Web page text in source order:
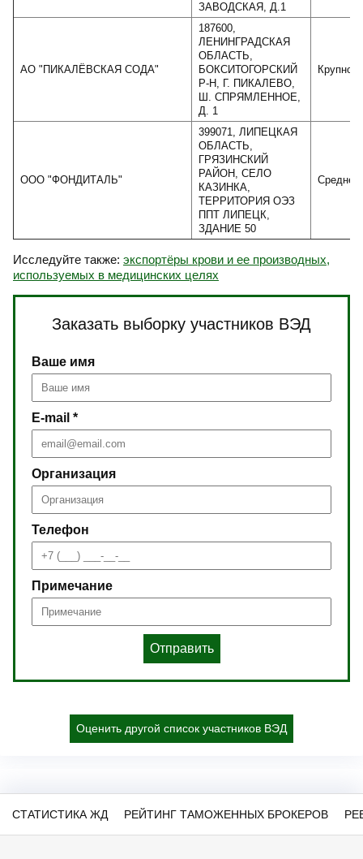
ЗАВОДСКАЯ, Д.1
АО "ПИКАЛЁВСКАЯ СОДА"
187600,
ЛЕНИНГРАДСКАЯ
ОБЛАСТЬ,
БОКСИТОГОРСКИЙ
Р-Н, Г. ПИКАЛЕВО,
Ш. СПРЯМЛЕННОЕ,
Д. 1
Крупное
ООО "ФОНДИТАЛЬ"
399071, ЛИПЕЦКАЯ
ОБЛАСТЬ,
ГРЯЗИНСКИЙ
РАЙОН, СЕЛО
КАЗИНКА,
ТЕРРИТОРИЯ ОЭЗ
ППТ ЛИПЕЦК,
ЗДАНИЕ 50
Среднее
Исследуйте также: экспортёры крови и ее производных,
используемых в медицинских целях
Заказать выборку участников ВЭД
Ваше имя
E-mail *
Организация
Телефон
Примечание
Отправить
Оценить другой список участников ВЭД
СТАТИСТИКА ЖД РЕЙТИНГ ТАМОЖЕННЫХ БРОКЕРОВ